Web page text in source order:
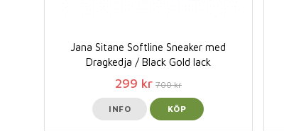
Jana Sitane Softline Sneaker med
Dragkedja / Black Gold lack
299 kr 700 kr
INFO KÖP